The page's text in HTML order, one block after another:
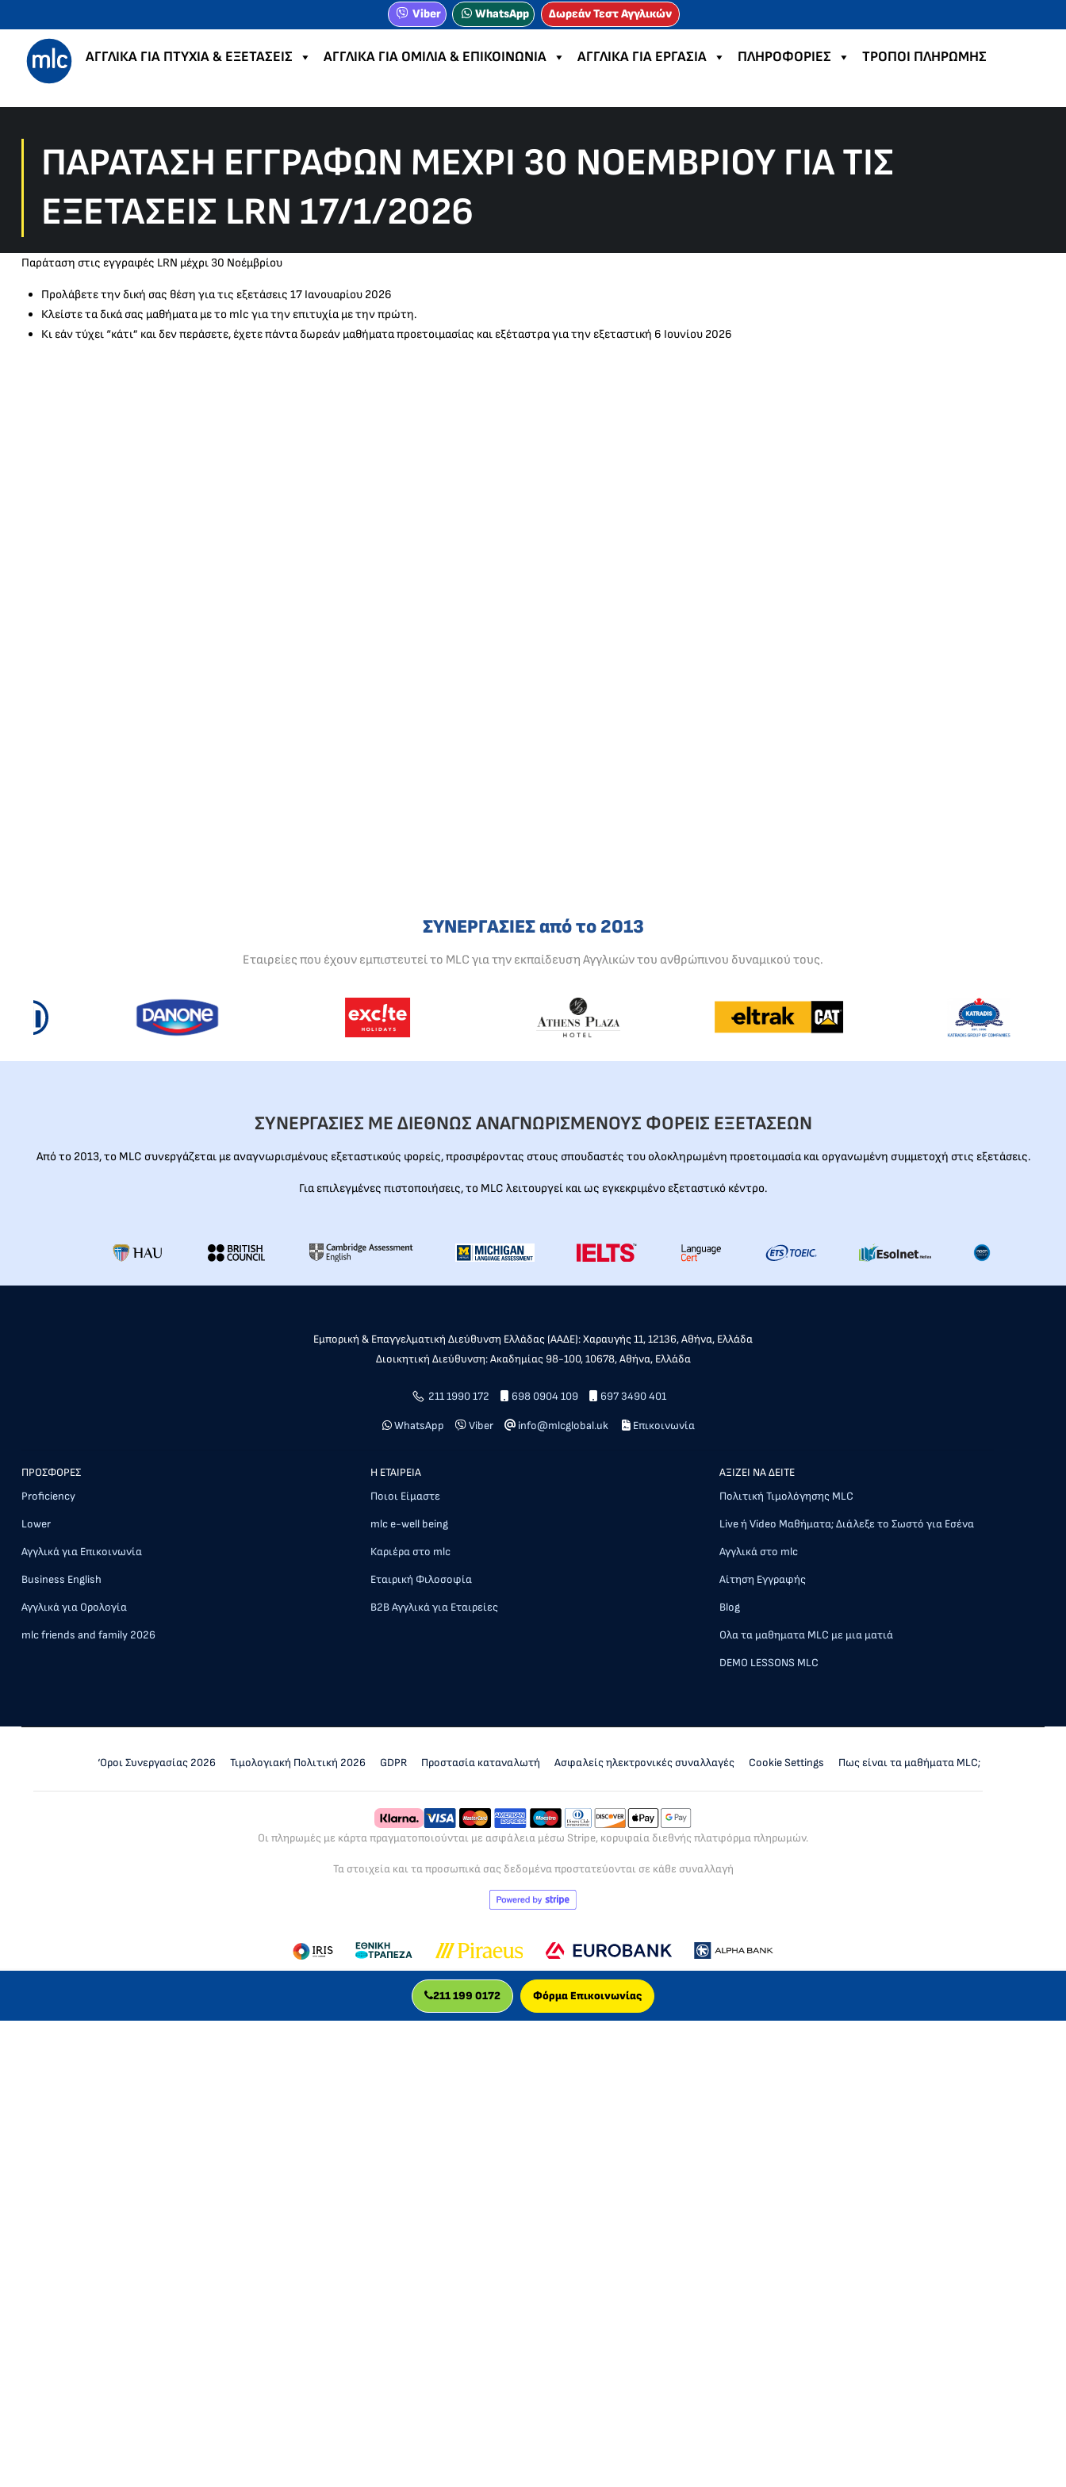
Viber WhatsApp Δωρεάν Τεστ Αγγλικών
ΑΓΓΛΙΚΑ ΓΙΑ ΠΤΥΧΙΑ & ΕΞΕΤΑΣΕΙΣ ΑΓΓΛΙΚΑ ΓΙΑ ΟΜΙΛΙΑ & ΕΠΙΚΟΙΝΩΝΙΑ ΑΓΓΛΙΚΑ ΓΙΑ ΕΡΓΑΣΙΑ ΠΛΗΡΟΦΟΡΙΕΣ TΡΟΠΟΙ ΠΛΗΡΩΜΗΣ
ΠΑΡΆΤΑΣΗ ΕΓΓΡΑΦΏΝ ΜΈΧΡΙ 30 ΝΟΕΜΒΡΊΟΥ ΓΙΑ ΤΙΣ
ΕΞΕΤΆΣΕΙΣ LRN 17/1/2026
Παράταση στις εγγραφές LRN μέχρι 30 Νοέμβρίου
Προλάβετε την δική σας θέση για τις εξετάσεις 17 Ιανουαρίου 2026
Κλείστε τα δικά σας μαθήματα με το mlc για την επιτυχία με την πρώτη.
Κι εάν τύχει “κάτι” και δεν περάσετε, έχετε πάντα δωρεάν μαθήματα προετοιμασίας και εξέταστρα για την εξεταστική 6 Ιουνίου 2026
ΣΥΝΕΡΓΑΣΙΕΣ από το 2013
Εταιρείες που έχουν εμπιστευτεί το MLC για την εκπαίδευση Αγγλικών του ανθρώπινου δυναμικού τους.
ΣΥΝΕΡΓΑΣΙΕΣ ΜΕ ΔΙΕΘΝΩΣ ΑΝΑΓΝΩΡΙΣΜΕΝΟΥΣ ΦΟΡΕΙΣ ΕΞΕΤΑΣΕΩΝ
Από το 2013, το MLC συνεργάζεται με αναγνωρισμένους εξεταστικούς φορείς, προσφέροντας στους σπουδαστές του ολοκληρωμένη προετοιμασία και οργανωμένη συμμετοχή στις εξετάσεις.
Για επιλεγμένες πιστοποιήσεις, το MLC λειτουργεί και ως εγκεκριμένο εξεταστικό κέντρο.
Εμπορική & Επαγγελματική Διεύθυνση Ελλάδας (ΑΑΔΕ): Χαραυγής 11, 12136, Αθήνα, Ελλάδα
Διοικητική Διεύθυνση: Ακαδημίας 98-100, 10678, Αθήνα, Ελλάδα
211 1990 172 698 0904 109 697 3490 401
WhatsApp Viber info@mlcglobal.uk Επικοινωνία
ΠΡΟΣΦΟΡΕΣ
Proficiency
Lower
Αγγλικά για Επικοινωνία
Business English
Αγγλικά για Ορολογία
mlc friends and family 2026
Η ΕΤΑΙΡΕΙΑ
Ποιοι Είμαστε
mlc e-well being
Καριέρα στο mlc
Εταιρική Φιλοσοφία
Β2Β Αγγλικά για Εταιρείες
AΞΙΖΕΙ ΝΑ ΔΕΙΤΕ
Πολιτική Τιμολόγησης MLC
Live ή Video Μαθήματα; Διάλεξε το Σωστό για Εσένα
Αγγλικά στο mlc
Αίτηση Εγγραφής
Blog
Ολα τα μαθηματα MLC με μια ματιά
DEMO LESSONS MLC
‘Οροι Συνεργασίας 2026 Τιμολογιακή Πολιτική 2026 GDPR Προστασία καταναλωτή Ασφαλείς ηλεκτρονικές συναλλαγές Cookie Settings Πως είναι τα μαθήματα MLC;
Οι πληρωμές με κάρτα πραγματοποιούνται με ασφάλεια μέσω Stripe, κορυφαία διεθνής πλατφόρμα πληρωμών.
Τα στοιχεία και τα προσωπικά σας δεδομένα προστατεύονται σε κάθε συναλλαγή
211 199 0172 Φόρμα Επικοινωνίας